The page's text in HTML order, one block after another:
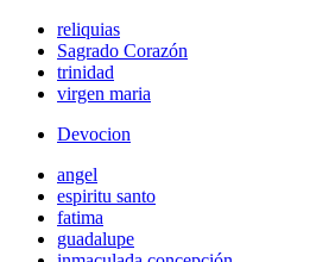
reliquias
Sagrado Corazón
trinidad
virgen maria
Devocion
angel
espiritu santo
fatima
guadalupe